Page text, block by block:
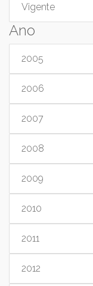
Vigente
Ano
2005
2006
2007
2008
2009
2010
2011
2012